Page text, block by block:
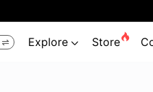
 Explore  Store